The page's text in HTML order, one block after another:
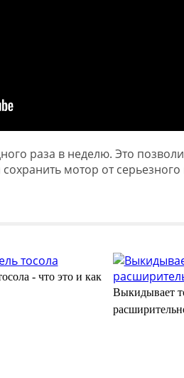
раза в неделю. Это
мотор от
- что это и как
Выкидывает